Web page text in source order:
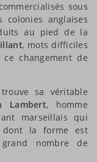
sous
colonies anglaises
au pied de la
, mots difficiles
changement de
sa véritable
Lambert, homme
marseillais qui
dont la forme est
nombre de